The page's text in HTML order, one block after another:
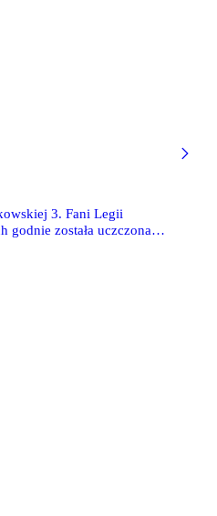
3. Fani Legii
została uczczona